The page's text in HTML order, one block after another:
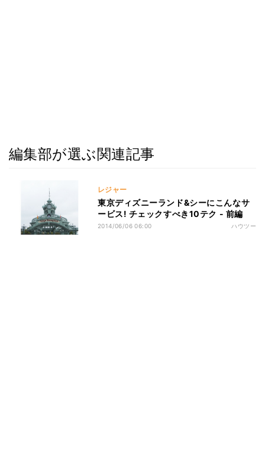
編集部が選ぶ関連記事
レジャー
東京ディズニーランド&シーにこんなサ
ービス! チェックすべき10テク - 前編
2014/06/06 06:00 ハウツー